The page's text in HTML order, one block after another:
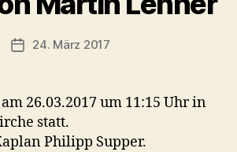
Veröffentlichungsdatum
24. März 2017
26.03.2017 um 11:15 Uhr in
statt.
Philipp Supper.